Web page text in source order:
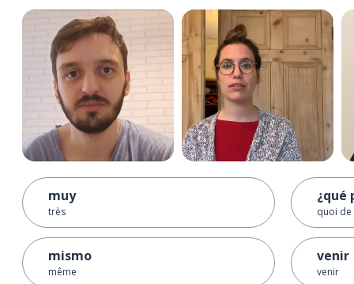
muy
très
mismo
même
¿qué
quoi de
venir
venir